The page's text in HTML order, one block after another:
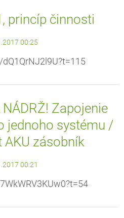
princíp činnosti
00:25
Zapojenie
jednoho systému /
AKU zásobník
00:21